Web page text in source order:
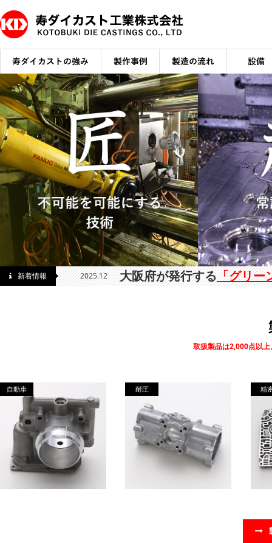
新着情報 2025.12 大阪府が発行する「グリー
取扱製品は2,000点以
自動車 耐圧 精